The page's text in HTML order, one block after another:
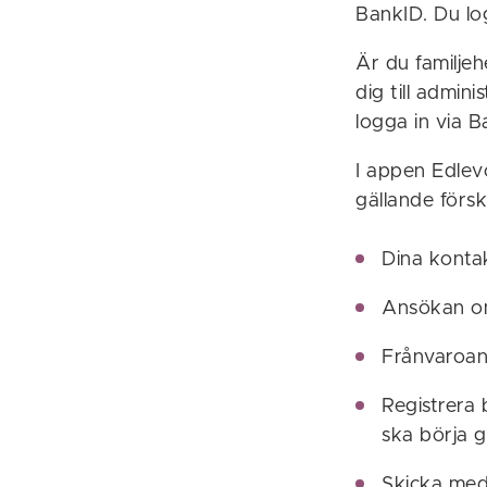
BankID. Du
Är du
dig till
logga in via
I appen
gällande
Dina
Ansökan
Registrera
ska börja